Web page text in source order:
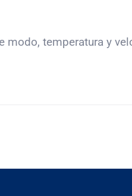
modo, temperatura y